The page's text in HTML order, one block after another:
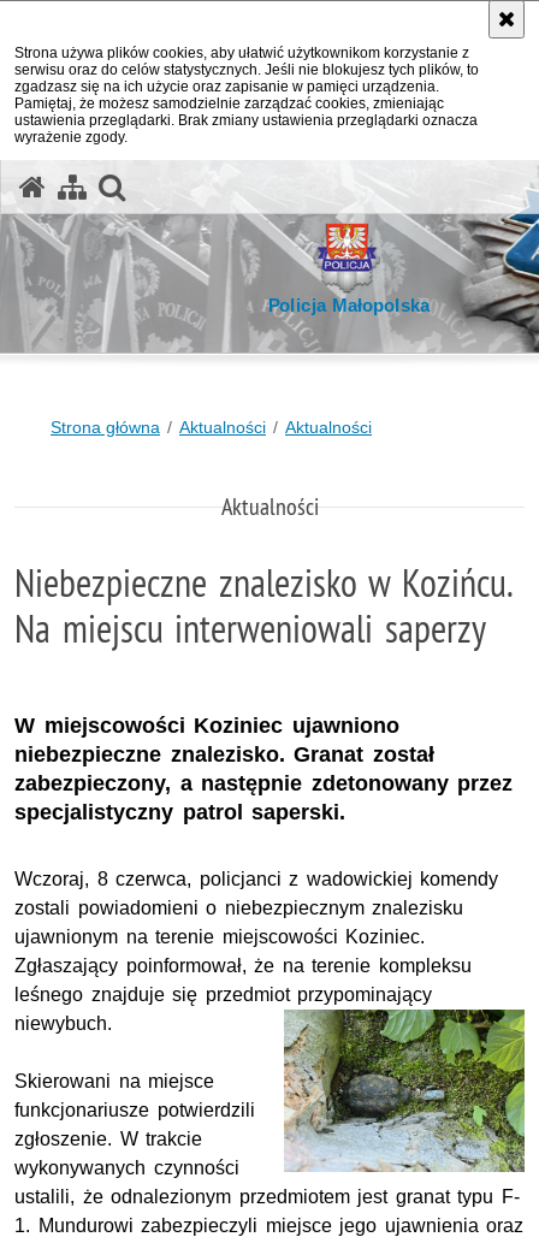
Strona używa plików cookies, aby ułatwić użytkownikom korzystanie z
serwisu oraz do celów statystycznych. Jeśli nie blokujesz tych plików, to
zgadzasz się na ich użycie oraz zapisanie w pamięci urządzenia.
Pamiętaj, że możesz samodzielnie zarządzać cookies, zmieniając
ustawienia przeglądarki. Brak zmiany ustawienia przeglądarki oznacza
wyrażenie zgody.
Policja Małopolska
Strona główna Aktualności Aktualności
Aktualności
Niebezpieczne znalezisko w Kozińcu.
Na miejscu interweniowali saperzy
W miejscowości Koziniec ujawniono
niebezpieczne znalezisko. Granat został
zabezpieczony, a następnie zdetonowany przez
specjalistyczny patrol saperski.
Wczoraj, 8 czerwca, policjanci z wadowickiej komendy
zostali powiadomieni o niebezpiecznym znalezisku
ujawnionym na terenie miejscowości Koziniec.
Zgłaszający poinformował, że na terenie kompleksu
leśnego znajduje się przedmiot przypominający
niewybuch.
Skierowani na miejsce
funkcjonariusze potwierdzili
zgłoszenie. W trakcie
wykonywanych czynności
ustalili, że odnalezionym przedmiotem jest granat typu F-
1. Mundurowi zabezpieczyli miejsce jego ujawnienia oraz